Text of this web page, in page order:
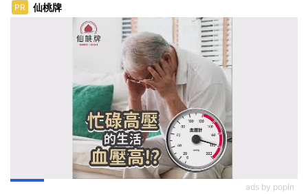
PR 仙桃牌
ads by popIn